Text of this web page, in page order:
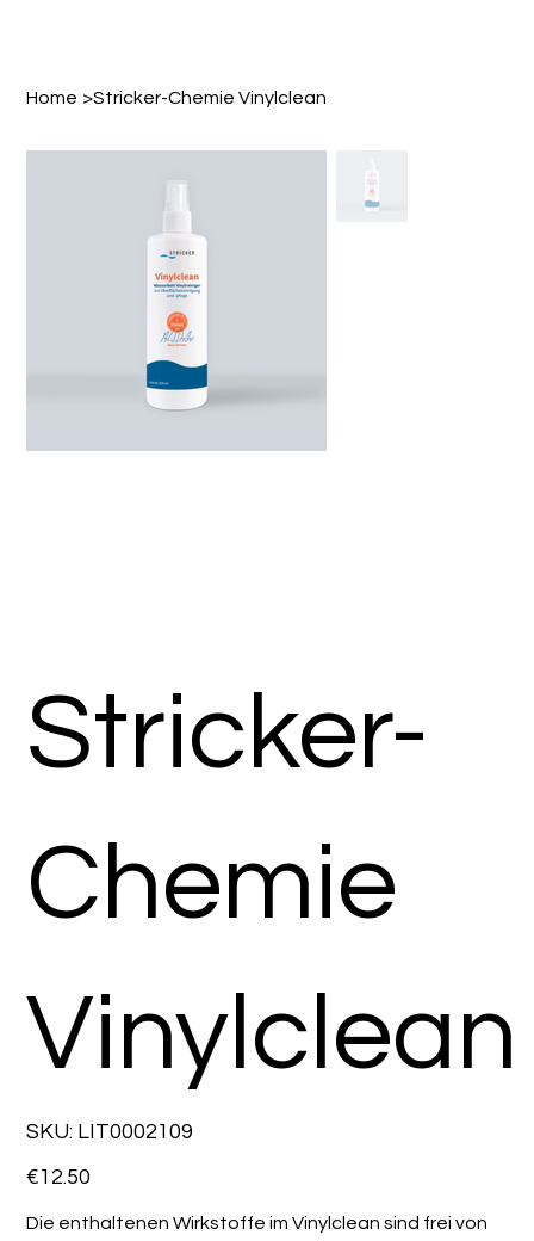
Home >Stricker-Chemie Vinylclean
Stricker-
Chemie
Vinylclean
SKU: SKU
LIT0002109
LIT0002109
Price
€12.50
Die enthaltenen Wirkstoffe im Vinylclean sind frei von